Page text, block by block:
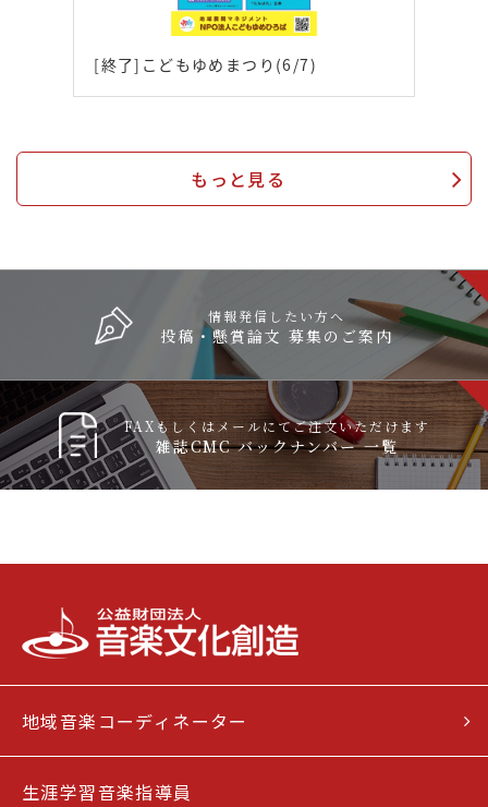
[終了]こどもゆめまつり(6/7)
もっと見る
情報発信したい方へ
投稿・懸賞論文 募集のご案内
FAXもしくはメールにてご注文いただけます
雑誌CMC バックナンバー 一覧
地域音楽コーディネーター
生涯学習音楽指導員